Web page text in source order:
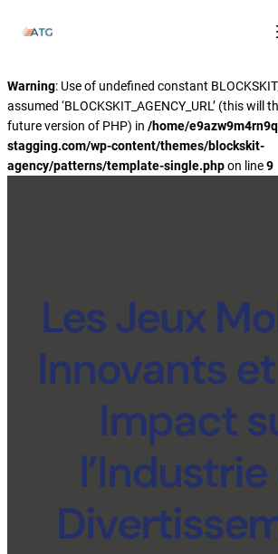
Carbohydrate Mouth Rinse -
https://
Journal ISSN -https://jissn.biomedcentral.com/
Best website for selling pharmaceuticals -
Exercise Physiology -https://en.wikipedia.org/
Warning: Use of undefined constant
assumed ‘BLOCKSKIT_AGENCY_URL’ (this will
future version of PHP) in /home/
stagging.com/wp-content/themes/blockskit-
agency/patterns/template-single.phpon line9
Les Jeux
Innovants
Impact